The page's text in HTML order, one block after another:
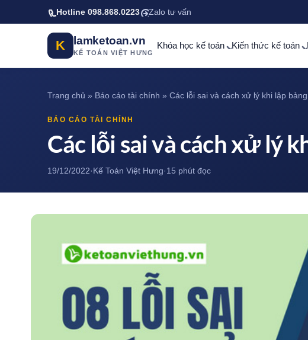
Bỏ qua tới nội dung chính
Hotline 098.868.0223 Zalo tư vấn
K lamketoan.vn
KẾ TOÁN VIỆT HƯNG
Khóa học kế toán Kiến thức kế toán
Trang chủ » Báo cáo tài chính » Các lỗi sai và cách xử lý khi lập
BÁO CÁO TÀI CHÍNH
Các lỗi sai và cách xử lý
19/12/2022·Kế Toán Việt Hưng·15 phút đọc